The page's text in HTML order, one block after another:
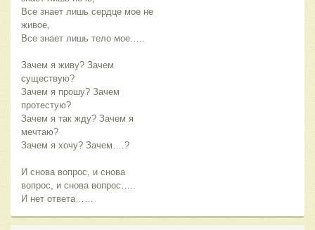
Все знает лишь сердце мое не
живое,
Все знает лишь тело мое…..
Зачем я живу? Зачем
существую?
Зачем я прошу? Зачем
протестую?
Зачем я так жду? Зачем я
мечтаю?
Зачем я хочу? Зачем….?
И снова вопрос, и снова
вопрос, и снова вопрос…..
И нет ответа……